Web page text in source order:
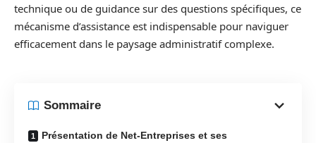
technique ou de guidance sur des questions spécifiques, ce
mécanisme d’assistance est indispensable pour naviguer
efficacement dans le paysage administratif complexe.
Sommaire
Présentation de Net-Entreprises et ses